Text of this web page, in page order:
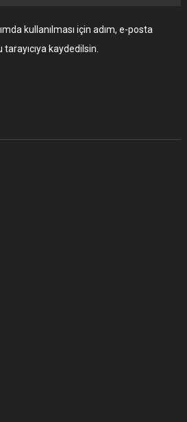
kullanılması için adım, e-posta
kaydedilsin.